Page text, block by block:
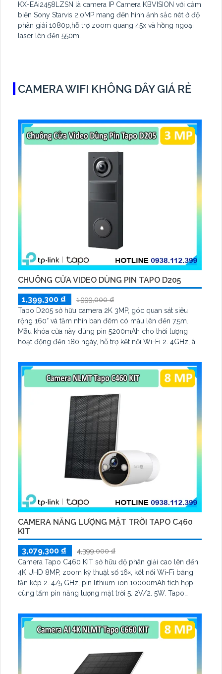
KX-EAi2458LZSN là camera IP Camera KBVISION với cảm
biến Sony Starvis 2.0MP mang đến hình ảnh sắc nét ở độ
phân giải 1080p,hỗ trợ zoom quang 45x và hồng ngoại
laser lên đến 550m.
CAMERA WIFI KHÔNG DÂY GIÁ RẺ
CHUÔNG CỬA VIDEO DÙNG PIN TAPO D205
1,399,300 ₫
1,999,000 ₫
Tapo D205 sở hữu camera 2K 3MP, góc quan sát siêu
rộng 160° và tầm nhìn ban đêm có màu lên đến 7,5m.
Mẫu khóa cửa này dùng pin 5200mAh cho thời lượng
hoạt động đến 180 ngày, hỗ trợ kết nối Wi-Fi 2. 4GHz, âm
CAMERA NĂNG LƯỢNG MẶT TRỜI TAPO C460
KIT
3,079,300 ₫
4,399,000 ₫
Camera Tapo C460 KIT sở hữu độ phân giải cao lên đến
4K UHD 8MP, zoom kỹ thuật số 16×, kết nối Wi-Fi băng
tần kép 2. 4/5 GHz, pin lithium-ion 10000mAh tích hợp
cùng tấm pin năng lượng mặt trời 5. 2V/2. 5W. Tapo
biến Starlight, tầm nhìn lên đến 15 m